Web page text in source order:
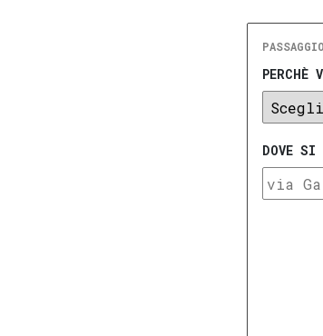
PERCHÈ
DOVE SI